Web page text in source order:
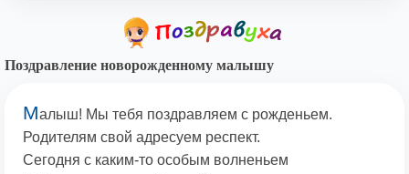
Поздравление новорожденному малышу
Малыш! Мы тебя поздравляем с рожденьем.
Родителям свой адресуем респект.
Сегодня с каким-то особым волненьем